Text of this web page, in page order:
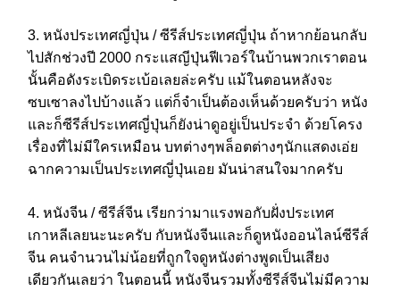
3. หนังประเทศญี่ปุ่น / ซีรีส์ประเทศญี่ปุ่น ถ้าหากย้อนกลับ
ไปสักช่วงปี 2000 กระแสญีปุ่นฟีเวอร์ในบ้านพวกเราตอน
นั้นคือดังระเบิดระเบ้อเลยล่ะครับ แม้ในตอนหลังจะ
ซบเซาลงไปบ้างแล้ว แต่ก็จำเป็นต้องเห็นด้วยครับว่า หนัง
และก็ซีรีส์ประเทศญี่ปุ่นก็ยังน่าดูอยู่เป็นประจำ ด้วยโครง
เรื่องที่ไม่มีใครเหมือน บทต่างๆพล็อตต่างๆนักแสดงเอ่ย
ฉากความเป็นประเทศญี่ปุ่นเอย มันน่าสนใจมากครับ
4. หนังจีน / ซีรีส์จีน เรียกว่ามาแรงพอกับฝั่งประเทศ
เกาหลีเลยนะนะครับ กับหนังจีนและก็ดูหนังออนไลน์ซีรีส์
จีน คนจำนวนไม่น้อยที่ถูกใจดูหนังต่างพูดเป็นเสียง
เดียวกันเลยว่า ในตอนนี้ หนังจีนรวมทั้งซีรีส์จีนไม่มีความ